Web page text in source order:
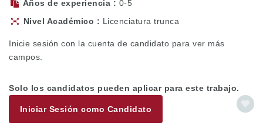
Años de experiencia
0-5
Nivel Académico
Licenciatura trunca
Inicie sesión con la cuenta de candidato para ver más
campos.
Solo los candidatos pueden aplicar para este trabajo.
Iniciar Sesión como Candidato